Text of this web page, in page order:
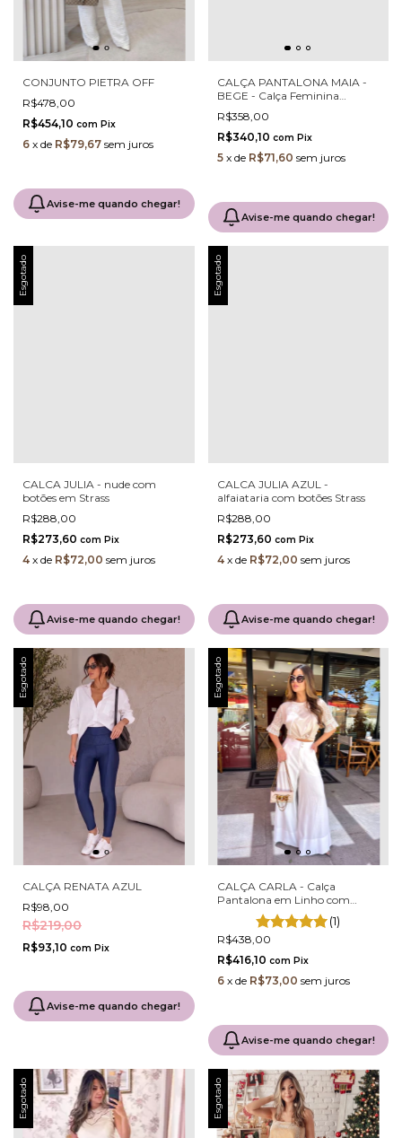
CONJUNTO PIETRA OFF
R$478,00
R$454,10 com Pix
6 x de R$79,67 sem juros
Avise-me quando chegar!
CALÇA PANTALONA MAIA -
BEGE - Calça Feminina
Neoprene Power Com Elastano
E Faixa Com Argolas Douradas
R$358,00
R$340,10 com Pix
5 x de R$71,60 sem juros
Avise-me quando chegar!
Esgotado
CALCA JULIA - nude com
botões em Strass
R$288,00
R$273,60 com Pix
4 x de R$72,00 sem juros
Avise-me quando chegar!
Esgotado
CALCA JULIA AZUL -
alfaiataria com botões Strass
R$288,00
R$273,60 com Pix
4 x de R$72,00 sem juros
Avise-me quando chegar!
Esgotado
CALÇA RENATA AZUL
R$98,00
R$219,00
R$93,10 com Pix
Avise-me quando chegar!
Esgotado
CALÇA CARLA - Calça
Pantalona em Linho com
Barra Italiana e Cós com
Elastano
(1)
R$438,00
R$416,10 com Pix
6 x de R$73,00 sem juros
Avise-me quando chegar!
Esgotado Esgotado